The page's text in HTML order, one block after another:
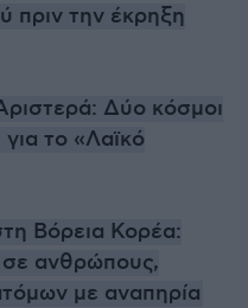
πριν την έκρηξη
Δύο κόσμοι
το «Λαϊκό
Βόρεια Κορέα:
σε ανθρώπους,
με αναπηρία